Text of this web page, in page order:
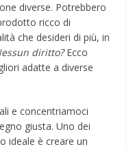
diverse. Potrebbero
ricco di
che desideri di più, in
diritto?Ecco
adatte a diverse
e concentriamoci
giusta. Uno dei
ideale è creare un